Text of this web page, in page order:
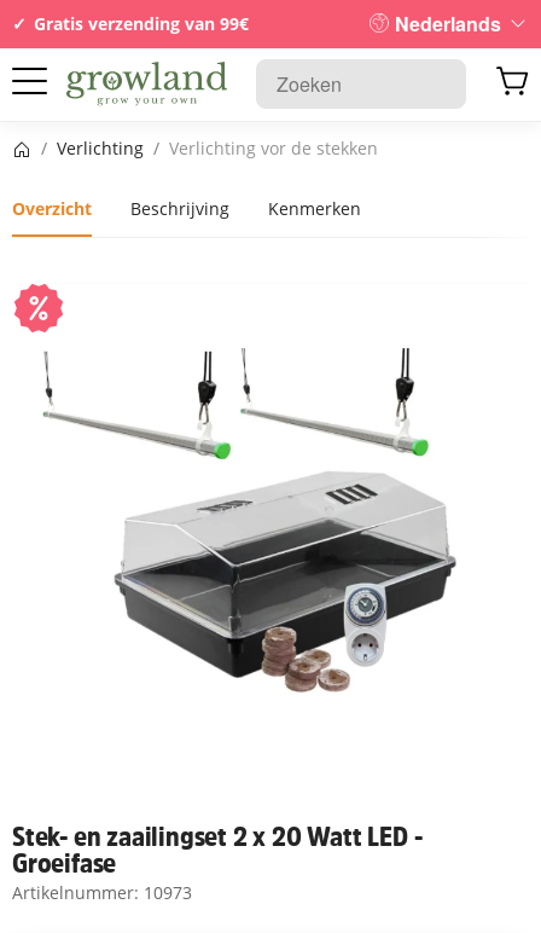
Gratis verzending van 99€ Nederlands
Startpagina
/ Verlichting / Verlichting vor de stekken
Overzicht Beschrijving Kenmerken
Stek- en zaailingset 2 x 20 Watt LED -
Groeifase
Artikelnummer: 10973